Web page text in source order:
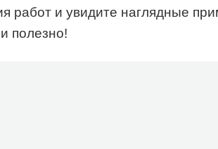
работ и увидите наглядные
полезно!